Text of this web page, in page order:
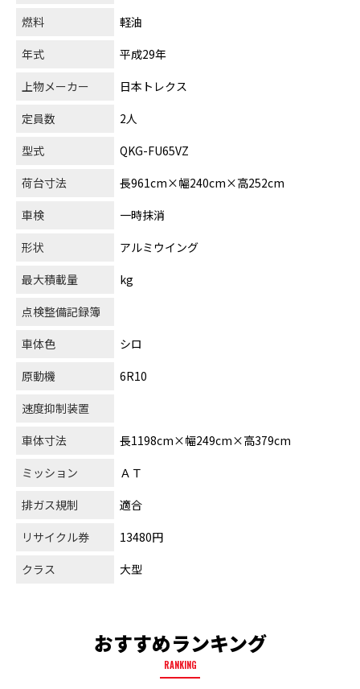
燃料
軽油
年式
平成29年
上物メーカー
日本トレクス
定員数
2人
型式
QKG-FU65VZ
荷台寸法
長961cm×幅240cm×高252cm
車検
一時抹消
形状
アルミウイング
最大積載量
kg
点検整備記録簿
車体色
シロ
原動機
6R10
速度抑制装置
車体寸法
長1198cm×幅249cm×高379cm
ミッション
ＡＴ
排ガス規制
適合
リサイクル券
13480円
クラス
大型
おすすめランキング
RANKING